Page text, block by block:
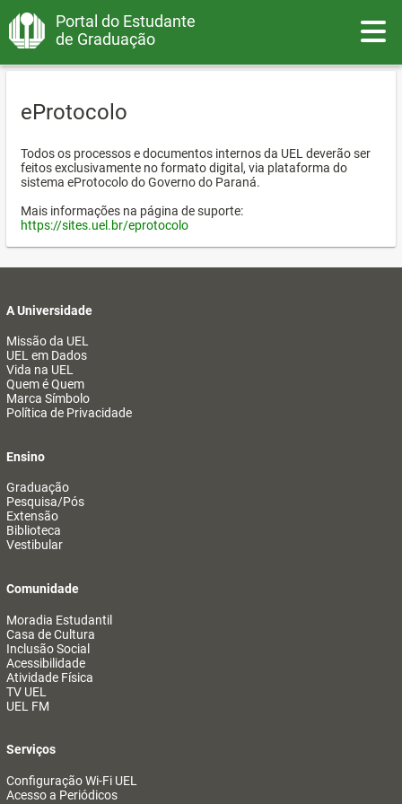
Portal do Estudante
de Graduação
eProtocolo
Todos os processos e documentos internos da UEL deverão ser
feitos exclusivamente no formato digital, via plataforma do
sistema eProtocolo do Governo do Paraná.
Mais informações na página de suporte:
https://sites.uel.br/eprotocolo
A Universidade
Missão da UEL
UEL em Dados
Vida na UEL
Quem é Quem
Marca Símbolo
Política de Privacidade
Ensino
Graduação
Pesquisa/Pós
Extensão
Biblioteca
Vestibular
Comunidade
Moradia Estudantil
Casa de Cultura
Inclusão Social
Acessibilidade
Atividade Física
TV UEL
UEL FM
Serviços
Configuração Wi-Fi UEL
Acesso a Periódicos